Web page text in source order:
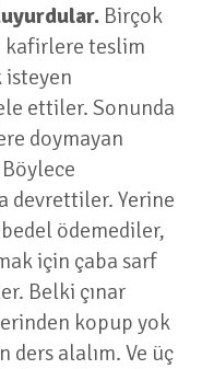
Birçok
kafirlere teslim
isteyen
ettiler. Sonunda
doymayan
devrettiler. Yerine
ödemediler,
için çaba sarf
Belki çınar
kopup yok
ders alalım. Ve üç